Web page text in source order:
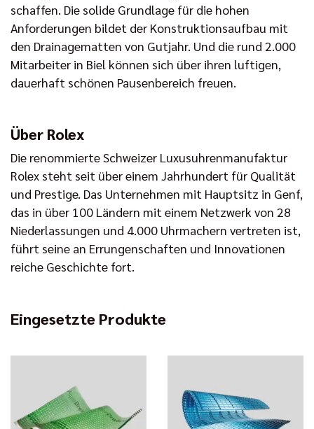
schaffen. Die solide Grundlage für die hohen
Anforderungen bildet der Konstruktionsaufbau mit
den Drainagematten von Gutjahr. Und die rund 2.000
Mitarbeiter in Biel können sich über ihren luftigen,
dauerhaft schönen Pausenbereich freuen.
Über Rolex
Die renommierte Schweizer Luxusuhrenmanufaktur
Rolex steht seit über einem Jahrhundert für Qualität
und Prestige. Das Unternehmen mit Hauptsitz in Genf,
das in über 100 Ländern mit einem Netzwerk von 28
Niederlassungen und 4.000 Uhrmachern vertreten ist,
führt seine an Errungenschaften und Innovationen
reiche Geschichte fort.
Eingesetzte Produkte